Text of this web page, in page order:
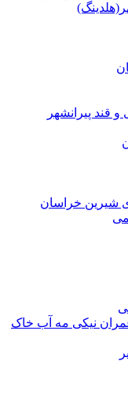
قند پیرانشهر
شیرین خراسان
نیکی مه آب خاک